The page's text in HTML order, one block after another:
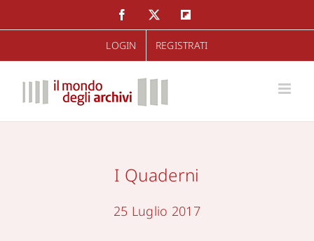
al
FacebookTwitter
LOGIN REGISTRATI
I Quaderni
25 Luglio 2017